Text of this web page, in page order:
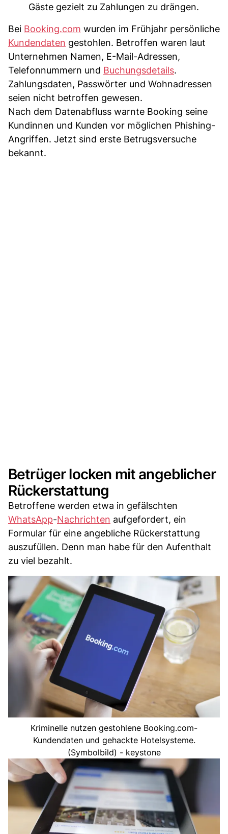
Gäste gezielt zu Zahlungen zu drängen.
Bei Booking.com wurden im Frühjahr persönliche
Kundendaten gestohlen. Betroffen waren laut
Unternehmen Namen, E-Mail-Adressen,
Telefonnummern und Buchungsdetails.
Zahlungsdaten, Passwörter und Wohnadressen
seien nicht betroffen gewesen.
Nach dem Datenabfluss warnte Booking seine
Kundinnen und Kunden vor möglichen Phishing-
Angriffen. Jetzt sind erste Betrugsversuche
bekannt.
Betrüger locken mit angeblicher
Rückerstattung
Betroffene werden etwa in gefälschten
WhatsApp-Nachrichten aufgefordert, ein
Formular für eine angebliche Rückerstattung
auszufüllen. Denn man habe für den Aufenthalt
zu viel bezahlt.
Kriminelle nutzen gestohlene Booking.com-
Kundendaten und gehackte Hotelsysteme.
(Symbolbild) - keystone